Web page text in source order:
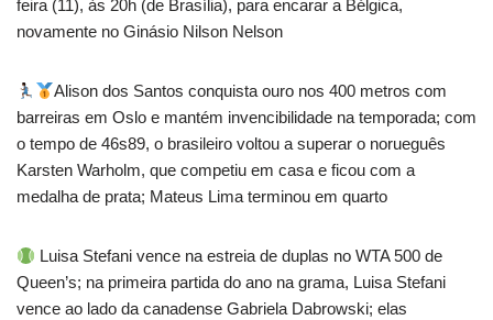
feira (11), às 20h (de Brasília), para encarar a Bélgica,
novamente no Ginásio Nilson Nelson
Alison dos Santos conquista ouro nos 400 metros com
barreiras em Oslo e mantém invencibilidade na temporada; com
o tempo de 46s89, o brasileiro voltou a superar o norueguês
Karsten Warholm, que competiu em casa e ficou com a
medalha de prata; Mateus Lima terminou em quarto
Luisa Stefani vence na estreia de duplas no WTA 500 de
Queen’s; na primeira partida do ano na grama, Luisa Stefani
vence ao lado da canadense Gabriela Dabrowski; elas